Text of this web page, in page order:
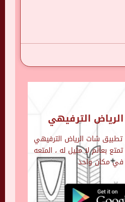
الترفيهي
شات الرياض الترفيهي
بعالم لا مثيل له ، المتعه
في مكان واحد